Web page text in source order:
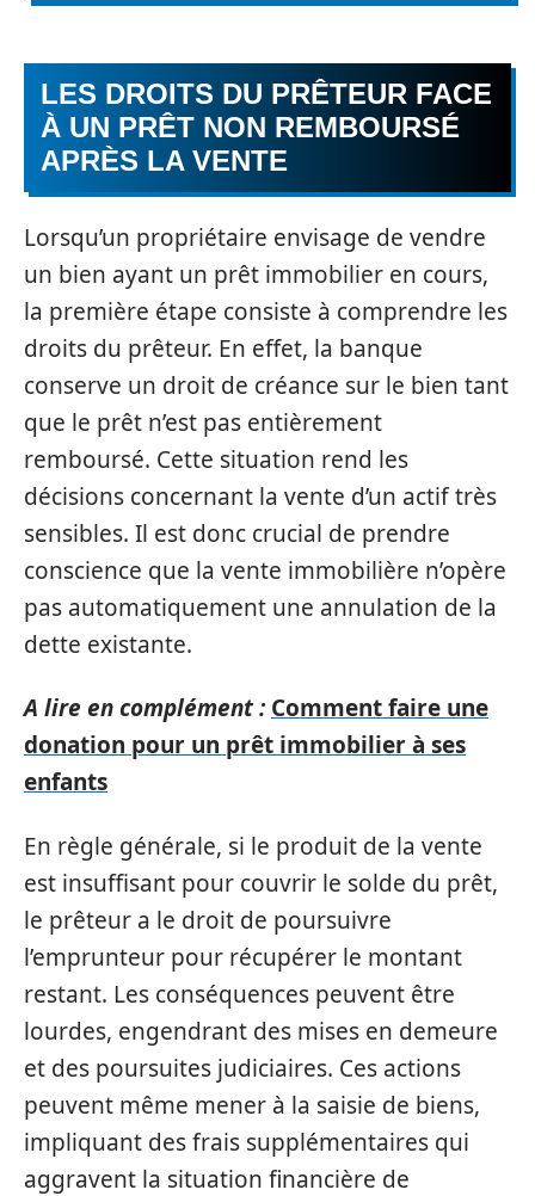
LES DROITS DU PRÊTEUR FACE
À UN PRÊT NON REMBOURSÉ
APRÈS LA VENTE
Lorsqu’un propriétaire envisage de vendre
un bien ayant un prêt immobilier en cours,
la première étape consiste à comprendre les
droits du prêteur. En effet, la banque
conserve un droit de créance sur le bien tant
que le prêt n’est pas entièrement
remboursé. Cette situation rend les
décisions concernant la vente d’un actif très
sensibles. Il est donc crucial de prendre
conscience que la vente immobilière n’opère
pas automatiquement une annulation de la
dette existante.
A lire en complément : Comment faire une
donation pour un prêt immobilier à ses
enfants
En règle générale, si le produit de la vente
est insuffisant pour couvrir le solde du prêt,
le prêteur a le droit de poursuivre
l’emprunteur pour récupérer le montant
restant. Les conséquences peuvent être
lourdes, engendrant des mises en demeure
et des poursuites judiciaires. Ces actions
peuvent même mener à la saisie de biens,
impliquant des frais supplémentaires qui
aggravent la situation financière de